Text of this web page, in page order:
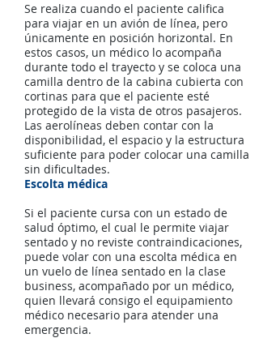
Se realiza cuando el paciente califica
para viajar en un avión de línea, pero
únicamente en posición horizontal. En
estos casos, un médico lo acompaña
durante todo el trayecto y se coloca una
camilla dentro de la cabina cubierta con
cortinas para que el paciente esté
protegido de la vista de otros pasajeros.
Las aerolíneas deben contar con la
disponibilidad, el espacio y la estructura
suficiente para poder colocar una camilla
sin dificultades.
Escolta médica
Si el paciente cursa con un estado de
salud óptimo, el cual le permite viajar
sentado y no reviste contraindicaciones,
puede volar con una escolta médica en
un vuelo de línea sentado en la clase
business, acompañado por un médico,
quien llevará consigo el equipamiento
médico necesario para atender una
emergencia.